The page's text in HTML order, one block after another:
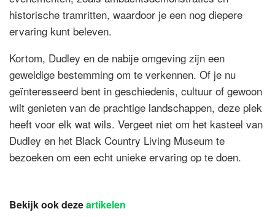
historische tramritten, waardoor je een nog diepere
ervaring kunt beleven.
Kortom, Dudley en de nabije omgeving zijn een
geweldige bestemming om te verkennen. Of je nu
geïnteresseerd bent in geschiedenis, cultuur of gewoon
wilt genieten van de prachtige landschappen, deze plek
heeft voor elk wat wils. Vergeet niet om het kasteel van
Dudley en het Black Country Living Museum te
bezoeken om een echt unieke ervaring op te doen.
Bekijk ook dezeartikelen